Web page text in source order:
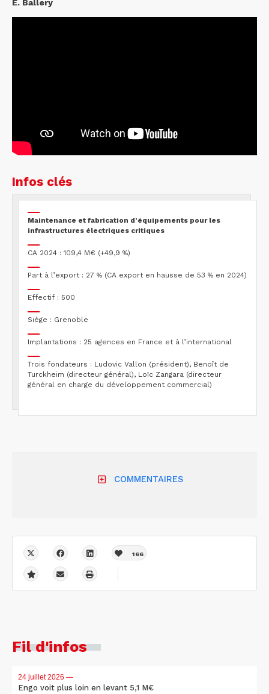
E. Ballery
Infos clés
Maintenance et fabrication d’équipements pour les
infrastructures électriques critiques
CA 2024 : 109,4 M€ (+49,9 %)
Part à l’export : 27 % (CA export en hausse de 53 % en 2024)
Effectif : 500
Siège : Grenoble
Implantations : 25 agences en France et à l’international
Trois fondateurs : Ludovic Vallon (président), Benoît de
Turckheim (directeur général), Loïc Zangara (directeur
général en charge du développement commercial)
COMMENTAIRES
166
Fil d'infos
24 juillet 2026 —
Engo voit plus loin en levant 5,1 M€